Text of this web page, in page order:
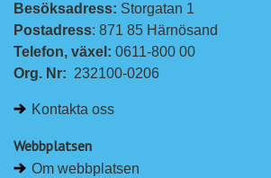
Besöksadress: Storgatan 1
Postadress: 871 85 Härnösand
Telefon, växel: 0611-800 00
Org. Nr: 232100-0206
Kontakta oss
Webbplatsen
Om webbplatsen